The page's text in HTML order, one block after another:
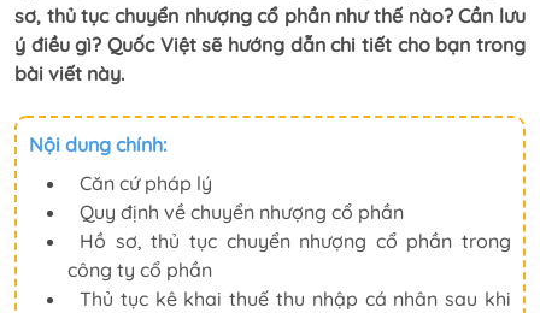
sơ, thủ tục chuyển nhượng cổ phần như thế nào? Cần lưu
ý điều gì? Quốc Việt sẽ hướng dẫn chi tiết cho bạn trong
bài viết này.
Nội dung chính:
Căn cứ pháp lý
Quy định về chuyển nhượng cổ phần
Hồ sơ, thủ tục chuyển nhượng cổ phần trong
công ty cổ phần
Thủ tục kê khai thuế thu nhập cá nhân sau khi